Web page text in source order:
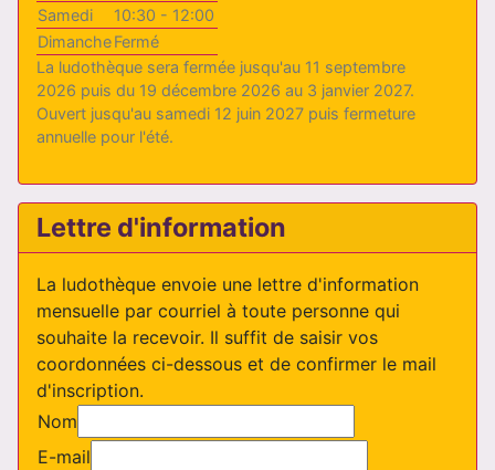
Samedi
10:30 - 12:00
DimancheFermé
La ludothèque sera fermée jusqu'au 11 septembre
2026 puis du 19 décembre 2026 au 3 janvier 2027.
Ouvert jusqu'au samedi 12 juin 2027 puis fermeture
annuelle pour l'été.
Lettre d'information
La ludothèque envoie une lettre d'information
mensuelle par courriel à toute personne qui
souhaite la recevoir. Il suffit de saisir vos
coordonnées ci-dessous et de confirmer le mail
d'inscription.
Nom
E-mail